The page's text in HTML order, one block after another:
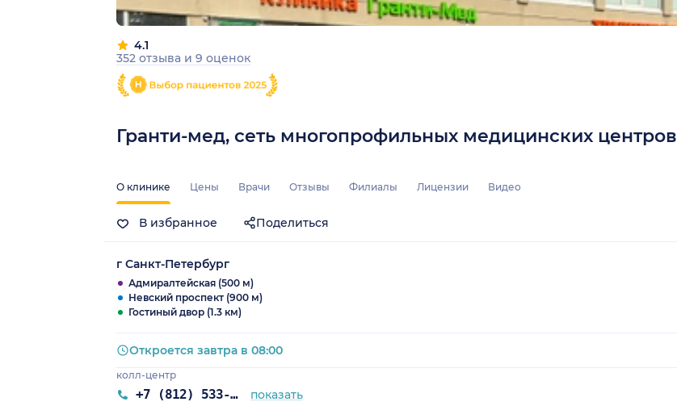
Гранти-мед, сеть многопрофильных медицинских центров
4.1
352 отзыва и 9 оценок
О клинике Цены Врачи Отзывы Филиалы Лицензии Видео
В избранное Поделиться
г Санкт-Петербург
Адмиралтейская (500 м)
Невский проспект (900 м)
Гостиный двор (1.3 км)
колл-центр
+7 (812) 533-03-03 показать
Откроется завтра в 08:00